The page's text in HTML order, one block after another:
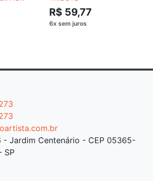
R$ 59,77
- Jardim Centenário - CEP 05365-
SP